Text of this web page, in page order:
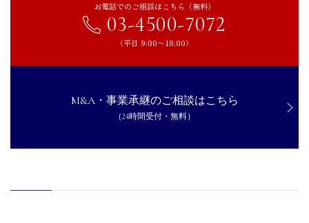
過去の支援実績で選ぶ
サポート体制の充実さで選ぶ
M&A仲介協会や中小企業庁のM&A支援機関への登録有無で選ぶ
まとめ｜手数料の安さ以外も考慮して良いM&A仲介会社を選ぼう
お電話でのご相談はこちら（無料）
03-4500-7072
（平日 9:00〜18:00）
M&A・事業承継のご相談はこちら
（24時間受付・無料）